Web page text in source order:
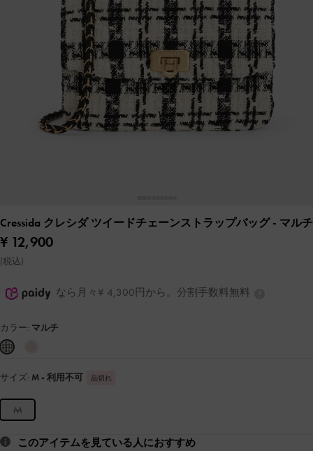
Cressida クレシダ ツイードチェーンストラップバッグ- マルチ
¥ 12,900
(税込)
なら月々¥ 4,300円から。分割手数料無料
カラー: マルチ
サイズ: M - 利用不可 品切れ
M
このアイテムを見ている人におすすめ